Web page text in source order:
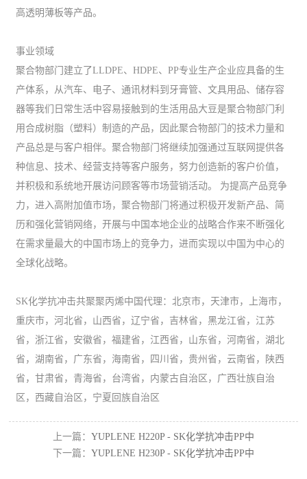
高透明薄板等产品。
事业领域
聚合物部门建立了LLDPE、HDPE、PP专业生产企业应具备的生
产体系，从汽车、电子、通讯材料到牙膏管、文具用品、储存容
器等我们日常生活中容易接触到的生活用品大豆是聚合物部门利
用合成树脂（塑料）制造的产品，因此聚合物部门的技术力量和
产品总是与客户相伴。聚合物部门将继续加强通过互联网提供各
种信息、技术、经营支持等客户服务，努力创造新的客户价值，
并积极和系统地开展访问顾客等市场营销活动。 为提高产品竞争
力，进入高附加值市场，聚合物部门将通过积极开发新产品、简
历和强化营销网络，开展与中国本地企业的战略合作来不断强化
在需求量最大的中国市场上的竞争力，进而实现以中国为中心的
全球化战略。
SK化学抗冲击共聚聚丙烯中国代理：北京市，天津市，上海市，
重庆市，河北省，山西省，辽宁省，吉林省，黑龙江省，江苏
省，浙江省，安徽省，福建省，江西省，山东省，河南省，湖北
省，湖南省，广东省，海南省，四川省，贵州省，云南省，陕西
省，甘肃省，青海省，台湾省，内蒙古自治区，广西壮族自治
区，西藏自治区，宁夏回族自治区
上一篇：YUPLENE H220P - SK化学抗冲击PP中
国代理
下一篇： YUPLENE H230P - SK化学抗冲击PP中